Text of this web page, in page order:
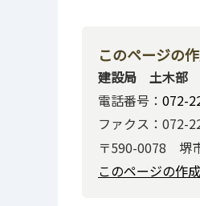
このページの
建設局 土木部
電話番号： 072-
ファクス：072-
〒590-0078 堺
このページの作